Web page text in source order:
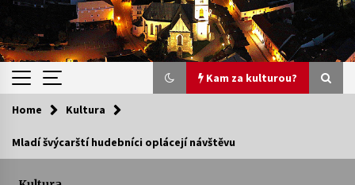
Kam za kulturou?
Kam za kulturou?
Home Kultura
Mladí švýcarští hudebníci oplácejí návštěvu